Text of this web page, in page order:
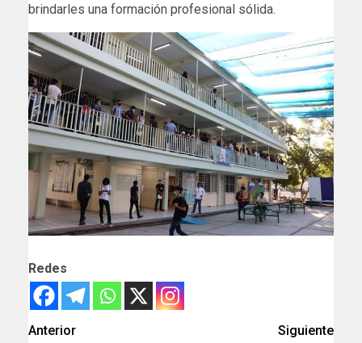
brindarles una formación profesional sólida.
Redes
Anterior
Siguiente